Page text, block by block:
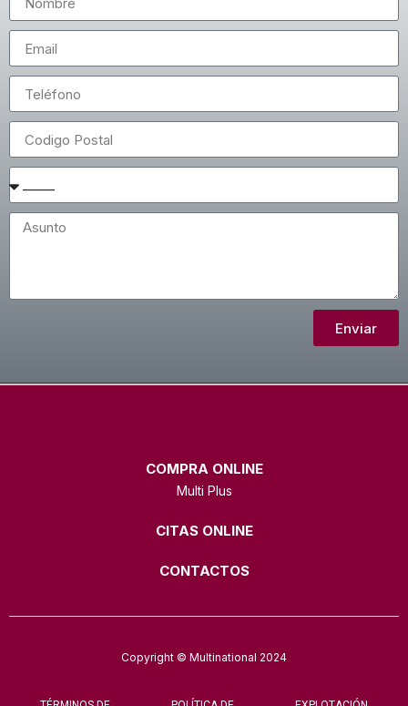
Enviar
COMPRA ONLINE
Multi Plus
CITAS ONLINE
CONTACTOS
Copyright © Multinational 2024